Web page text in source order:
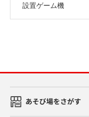
設置ゲーム機
あそび場をさがす